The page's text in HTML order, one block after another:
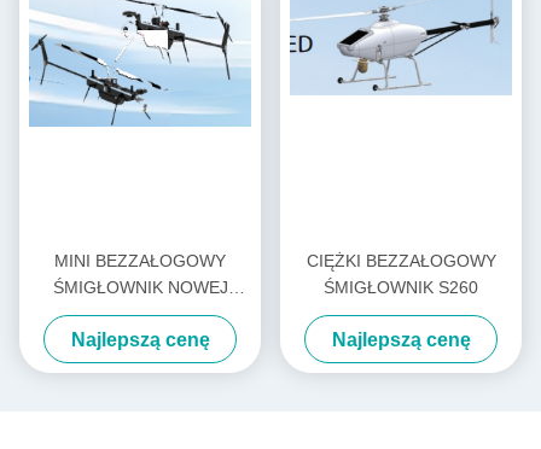
MINI BEZZAŁOGOWY
ŚMIGŁOWNIK NOWEJ
GENERACJI H-15
Najlepszą cenę
CIĘŻKI BEZZAŁOGOWY
ŚMIGŁOWNIK S260
Najlepszą cenę